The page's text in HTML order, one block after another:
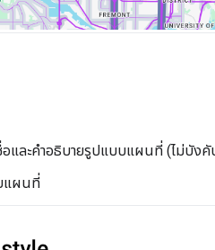
และคำอธิบายรูปแบบแผนที่ (ไม่บังคั
แผนที่